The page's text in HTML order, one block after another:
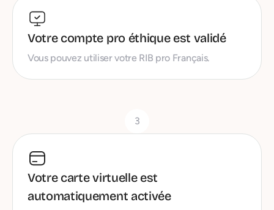
Votre compte pro éthique est validé
Vous pouvez utiliser votre RIB pro Français.
3
Votre carte virtuelle est
automatiquement activée